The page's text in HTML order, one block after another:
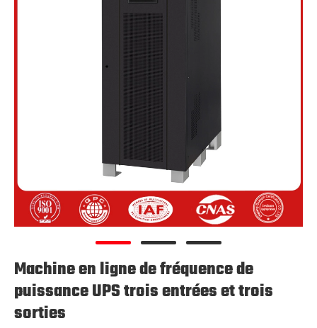
Machine en ligne de fréquence de
puissance UPS trois entrées et trois
sorties